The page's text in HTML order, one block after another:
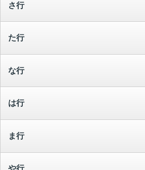
さ行
た行
な行
は行
ま行